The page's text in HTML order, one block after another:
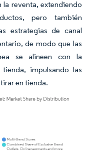
reventa, extendiendo
pero también
estrategias de canal
de modo que las
se alineen con la
impulsando las
en tienda.